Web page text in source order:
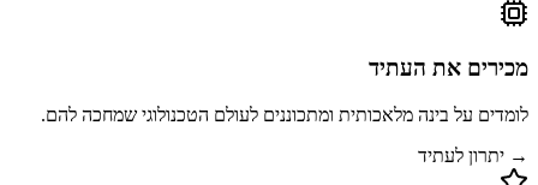
מכירים את העתיד
לומדים על בינה מלאכותית ומתכוננים לעולם הטכנולוגי שמחכה להם.
→ יתרון לעתיד